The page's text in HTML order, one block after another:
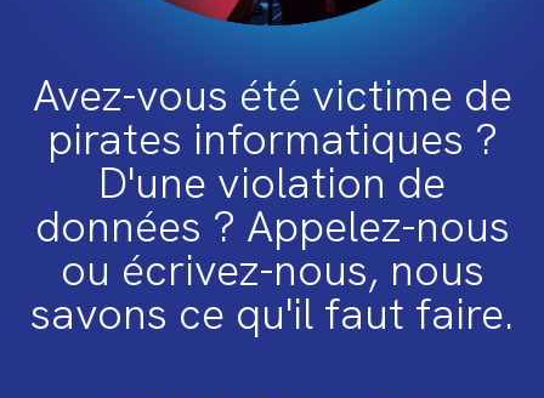
Avez-vous été victime de
pirates informatiques ?
D'une violation de
données ? Appelez-nous
ou écrivez-nous, nous
savons ce qu'il faut faire.